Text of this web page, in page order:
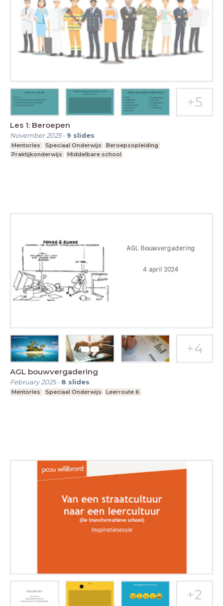
Les 1: Beroepen
November 2025- 9 slides
Mentorles Speciaal Onderwijs
Beroepsopleiding
Praktijkonderwijs
Middelbare school
AGL bouwvergadering
February 2025- 8 slides
Mentorles Speciaal Onderwijs Leerroute 6